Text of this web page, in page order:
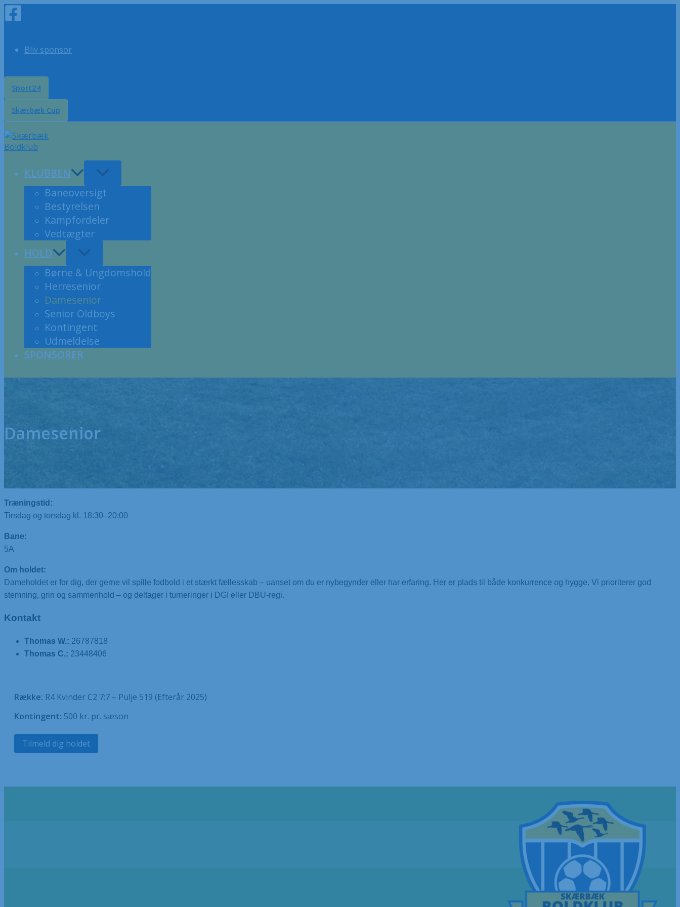
Gå
til
Bliv sponsor
Sport24
Skærbæk Cup
KLUBBEN
Baneoversigt
Bestyrelsen
Kampfordeler
Vedtægter
HOLD
Børne & Ungdomshold
Herresenior
Damesenior
Senior Oldboys
Kontingent
Udmeldelse
SPONSORER
Damesenior
Træningstid:
Tirsdag og torsdag kl. 18:30–20:00
Bane:
5A
Om holdet:
Dameholdet er for dig, der gerne vil spille fodbold i et stærkt fællesskab – uanset om du er nybegynder eller har erfaring. Her er plads til både konkurrence og hygge. Vi prioriterer god
stemning, grin og sammenhold – og deltager i turneringer i DGI eller DBU-regi.
Kontakt
Thomas W.: 26787818
Thomas C.: 23448406
Række: R4 Kvinder C2 7:7 – Pulje 519 (Efterår 2025)
Kontingent: 500 kr. pr. sæson
Tilmeld dig holdet